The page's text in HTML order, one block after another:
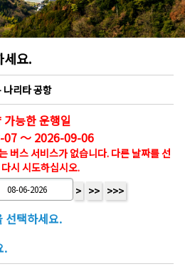
세요.
리타 공항
가능한 운행일
07 ～ 2026-09-06
버스 서비스가 없습니다. 다른 날짜를 선
시 시도하십시오.
> >> >>>
선택하세요.
.